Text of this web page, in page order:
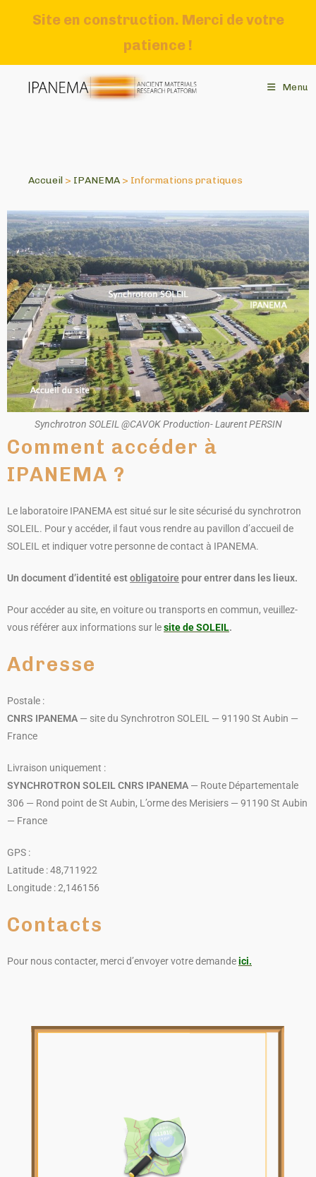
Site en construction. Merci de votre
patience !
Menu
Accueil > IPANEMA > Informations pratiques
Synchrotron SOLEIL @CAVOK Production- Laurent PERSIN
Comment accéder à
IPANEMA ?
Le laboratoire IPANEMA est situé sur le site sécurisé du synchrotron
SOLEIL. Pour y accéder, il faut vous rendre au pavillon d’accueil de
SOLEIL et indiquer votre personne de contact à IPANEMA.
Un document d’identité estobligatoire pour entrer dans les lieux.
Pour accéder au site, en voiture ou transports en commun, veuillez-
vous référer aux informations sur lesite de SOLEIL.
Adresse
Postale :
CNRS IPANEMA — site du Synchrotron SOLEIL — 91190 St Aubin —
France
Livraison uniquement :
SYNCHROTRON SOLEIL CNRS IPANEMA — Route Départementale
306 — Rond point de St Aubin, L’orme des Merisiers — 91190 St Aubin
— France
GPS :
Latitude : 48,711922
Longitude : 2,146156
Contacts
Pour nous contacter, merci d’envoyer votre demandeici.